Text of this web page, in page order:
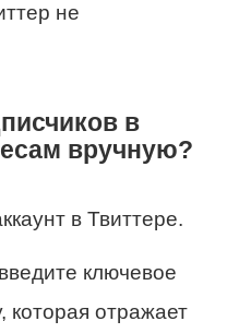
не
в
вручную?
в Твиттере.
ключевое
которая отражает